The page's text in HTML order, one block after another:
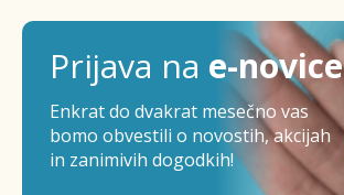
Prijava na e-novice
Enkrat do dvakrat mesečno vas
bomo obvestili o novostih, akcijah
in zanimivih dogodkih!